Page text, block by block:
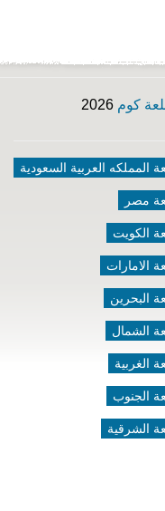
كوم
المملكه العربية السعودية
مصر
الكويت
الامارات
البحرين
الشمال
الغربية
الجنوب
الشرقية